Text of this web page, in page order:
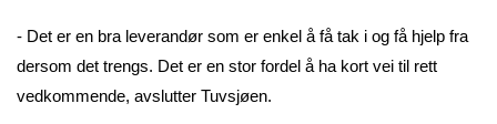
- Det er en bra leverandør som er enkel å få tak i og få hjelp fra
dersom det trengs. Det er en stor fordel å ha kort vei til rett
vedkommende, avslutter Tuvsjøen.